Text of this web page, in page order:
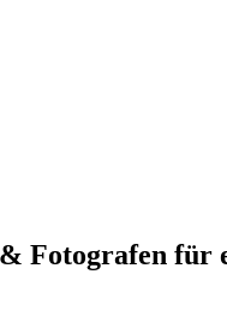
Fotografen für